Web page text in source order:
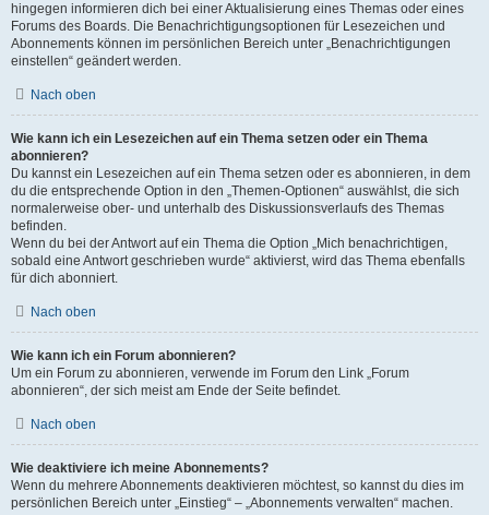
hingegen informieren dich bei einer Aktualisierung eines Themas oder eines
Forums des Boards. Die Benachrichtigungsoptionen für Lesezeichen und
Abonnements können im persönlichen Bereich unter „Benachrichtigungen
einstellen“ geändert werden.
Nach oben
Wie kann ich ein Lesezeichen auf ein Thema setzen oder ein Thema
abonnieren?
Du kannst ein Lesezeichen auf ein Thema setzen oder es abonnieren, in dem
du die entsprechende Option in den „Themen-Optionen“ auswählst, die sich
normalerweise ober- und unterhalb des Diskussionsverlaufs des Themas
befinden.
Wenn du bei der Antwort auf ein Thema die Option „Mich benachrichtigen,
sobald eine Antwort geschrieben wurde“ aktivierst, wird das Thema ebenfalls
für dich abonniert.
Nach oben
Wie kann ich ein Forum abonnieren?
Um ein Forum zu abonnieren, verwende im Forum den Link „Forum
abonnieren“, der sich meist am Ende der Seite befindet.
Nach oben
Wie deaktiviere ich meine Abonnements?
Wenn du mehrere Abonnements deaktivieren möchtest, so kannst du dies im
persönlichen Bereich unter „Einstieg“ – „Abonnements verwalten“ machen.